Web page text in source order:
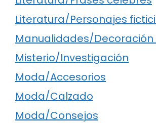
Literatura/Personajes
Manualidades/
Misterio/Investigación
Moda/Accesorios
Moda/Calzado
Moda/Consejos